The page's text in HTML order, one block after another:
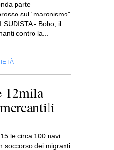
parte
sul "maronismo"
SUDISTA - Bobo, il
contro la...
12mila
le circa 100 navi
soccorso dei migranti